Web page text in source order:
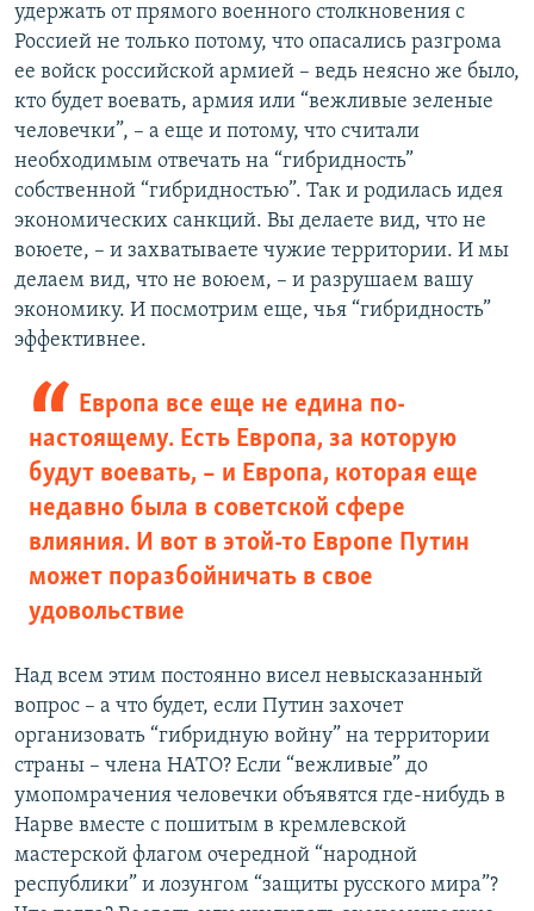
удержать от прямого военного столкновения с
Россией не только потому, что опасались разгрома
ее войск российской армией – ведь неясно же было,
кто будет воевать, армия или “вежливые зеленые
человечки”, – а еще и потому, что считали
необходимым отвечать на “гибридность”
собственной “гибридностью”. Так и родилась идея
экономических санкций. Вы делаете вид, что не
воюете, – и захватываете чужие территории. И мы
делаем вид, что не воюем, – и разрушаем вашу
экономику. И посмотрим еще, чья “гибридность”
эффективнее.
Европа все еще не едина по-
настоящему. Есть Европа, за которую
будут воевать, – и Европа, которая еще
недавно была в советской сфере
влияния. И вот в этой-то Европе Путин
может поразбойничать в свое
удовольствие
Над всем этим постоянно висел невысказанный
вопрос – а что будет, если Путин захочет
организовать “гибридную войну” на территории
страны – члена НАТО? Если “вежливые” до
умопомрачения человечки объявятся где-нибудь в
Нарве вместе с пошитым в кремлевской
мастерской флагом очередной “народной
республики” и лозунгом “защиты русского мира”?